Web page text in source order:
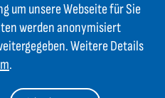
m.b.H.
um unsere Webseite für Sie
werden anonymisiert
Weitere Details
.